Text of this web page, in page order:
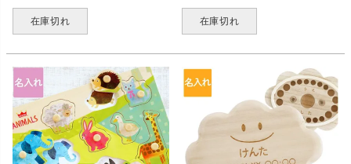
在庫切れ 在庫切れ